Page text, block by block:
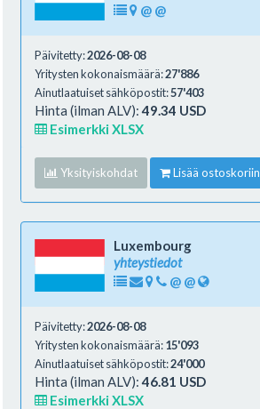
@ @
Päivitetty:2026-08-08
Yritysten kokonaismäärä:27'886
Ainutlaatuiset sähköpostit:57'403
Hinta (ilman ALV):49.34 USD
Esimerkki XLSX
Yksityiskohdat Lisää ostoskoriin
Luxembourg
yhteystiedot
@ @
Päivitetty:2026-08-08
Yritysten kokonaismäärä:15'093
Ainutlaatuiset sähköpostit:24'000
Hinta (ilman ALV):46.81 USD
Esimerkki XLSX